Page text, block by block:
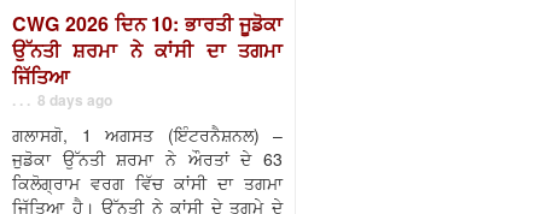
CWG 2026 ਦਿਨ 10: ਭਾਰਤੀ ਜੂਡੋਕਾ
ਉੱਨਤੀ ਸ਼ਰਮਾ ਨੇ ਕਾਂਸੀ ਦਾ ਤਗਮਾ
ਜਿੱਤਿਆ
. . . 8 days ago
ਗਲਾਸਗੋ, 1 ਅਗਸਤ (ਇੰਟਰਨੈਸ਼ਨਲ) –
ਜੁਡੋਕਾ ਉੱਨਤੀ ਸ਼ਰਮਾ ਨੇ ਔਰਤਾਂ ਦੇ 63
ਕਿਲੋਗ੍ਰਾਮ ਵਰਗ ਵਿੱਚ ਕਾਂਸੀ ਦਾ ਤਗਮਾ
ਜਿੱਤਿਆ ਹੈ। ਉੱਨਤੀ ਨੇ ਕਾਂਸੀ ਦੇ ਤਗਮੇ ਦੇ